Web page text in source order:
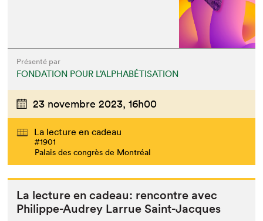
Présenté par
FONDATION POUR L’ALPHABÉTISATION
23 novembre 2023, 16h00
La lecture en cadeau
#1901
Palais des congrès de Montréal
La lec­ture en cadeau: ren­con­tre avec
Philippe-Audrey Lar­rue Saint-Jacques